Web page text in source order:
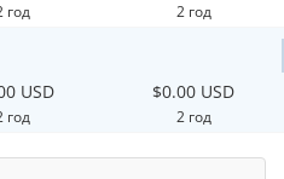
год 2 год
USD
год
$0.00 USD
2 год